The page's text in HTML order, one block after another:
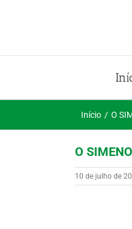
conteúdo
Início O
O
10 de julho de